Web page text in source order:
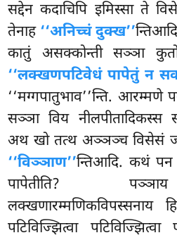
सद्देन कदाचिपि इमिस्सा ते
तेनाह ‘‘अनिच्चं दुक्ख’’
कातुं असक्कोन्ती सञ्ञा
‘‘लक्खणपटिवेधं पापेतुं न
‘‘मग्गपातुभाव’’न्ति. आरम्मणे
सञ्ञा विय नीलपीतादिकस्स
अथ खो तत्थ अञ्ञञ्च विसेसं
‘‘विञ्ञाण’’न्तिआदि. कथं
पापेतीति?
लक्खणारम्मणिकविपस्सनाय
पटिविज्झित्वा